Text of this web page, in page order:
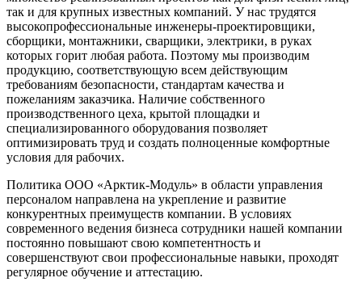
так и для крупных известных компаний. У нас трудятся
высокопрофессиональные инженеры-проектировщики,
сборщики, монтажники, сварщики, электрики, в руках
которых горит любая работа. Поэтому мы производим
продукцию, соответствующую всем действующим
требованиям безопасности, стандартам качества и
пожеланиям заказчика. Наличие собственного
производственного цеха, крытой площадки и
специализированного оборудования позволяет
оптимизировать труд и создать полноценные комфортные
условия для рабочих.
Политика ООО «Арктик-Модуль» в области управления
персоналом направлена на укрепление и развитие
конкурентных преимуществ компании. В условиях
современного ведения бизнеса сотрудники нашей компании
постоянно повышают свою компетентность и
совершенствуют свои профессиональные навыки, проходят
регулярное обучение и аттестацию.